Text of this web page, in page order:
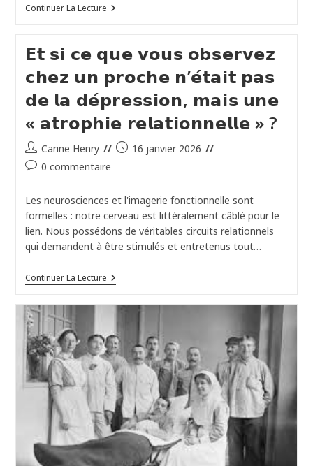
Continuer La LectureL’éclosion
De
Quand
La
Littérature
Fait
Résonner
Notre
Humanité
𝗘𝘁 𝘀𝗶 𝗰𝗲 𝗾𝘂𝗲 𝘃𝗼𝘂𝘀 𝗼𝗯𝘀𝗲𝗿𝘃𝗲𝘇
𝗰𝗵𝗲𝘇 𝘂𝗻 𝗽𝗿𝗼𝗰𝗵𝗲 𝗻’𝗲́𝘁𝗮𝗶𝘁 𝗽𝗮𝘀
𝗱𝗲 𝗹𝗮 𝗱𝗲́𝗽𝗿𝗲𝘀𝘀𝗶𝗼𝗻, 𝗺𝗮𝗶𝘀 𝘂𝗻𝗲
« 𝗮𝘁𝗿𝗼𝗽𝗵𝗶𝗲 𝗿𝗲𝗹𝗮𝘁𝗶𝗼𝗻𝗻𝗲𝗹𝗹𝗲 » ?
Auteur/autrice
de
Carine Henry
Publication
16 janvier 2026
Commentaires
la
publication :
0 commentaire
Les neurosciences et l'imagerie fonctionnelle sont
formelles : notre cerveau est littéralement câblé pour le
lien. Nous possédons de véritables circuits relationnels
qui demandent à être stimulés et entretenus tout…
Continuer La Lecture𝗘𝘁
𝘀𝗶
𝗾𝘂𝗲
𝗼𝗯𝘀𝗲𝗿𝘃𝗲𝘇
𝗰𝗵𝗲𝘇
𝘂𝗻
𝗽𝗿𝗼𝗰𝗵𝗲
𝗻’𝗲́𝘁𝗮𝗶𝘁
𝗽𝗮𝘀
𝗱𝗲
𝗹𝗮
𝗱𝗲́𝗽𝗿𝗲𝘀𝘀𝗶𝗼𝗻,
𝗺𝗮𝗶𝘀
𝘂𝗻𝗲
« 𝗮𝘁𝗿𝗼𝗽𝗵𝗶𝗲